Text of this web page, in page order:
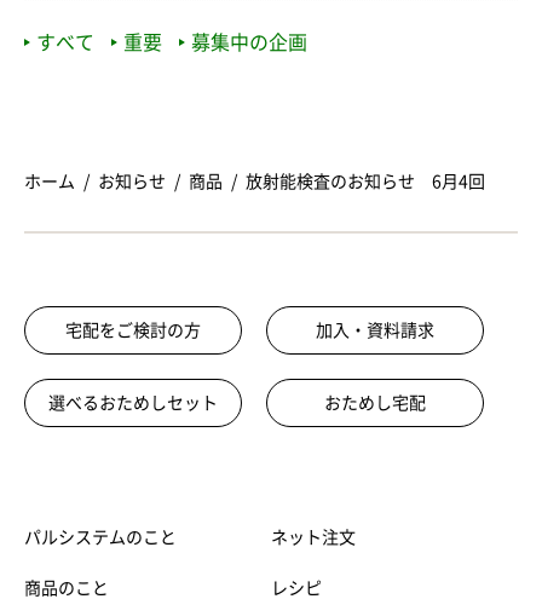
すべて 重要 募集中の企画
ホーム お知らせ 商品 放射能検査のお知らせ 6月4回
宅配をご検討の方 加入・資料請求
選べるおためしセット おためし宅配
パルシステムのこと
商品のこと
ネット注文
レシピ